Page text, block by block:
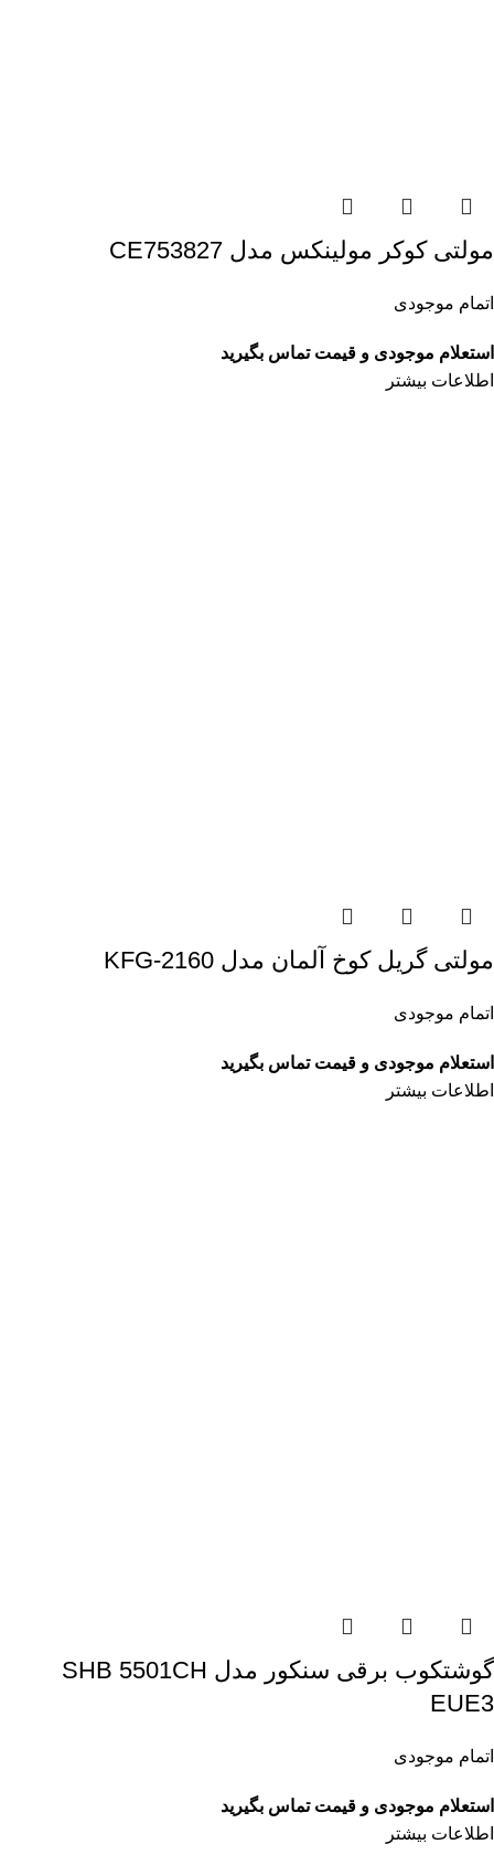
مولتی کوکر مولینکس مدل CE753827
اتمام موجودی
استعلام موجودی و قیمت تماس بگیرید
اطلاعات بیشتر
مولتی گریل کوخ آلمان مدل KFG-2160
اتمام موجودی
استعلام موجودی و قیمت تماس بگیرید
اطلاعات بیشتر
گوشتکوب برقی سنکور مدل SHB 5501CH
EUE3
اتمام موجودی
استعلام موجودی و قیمت تماس بگیرید
اطلاعات بیشتر